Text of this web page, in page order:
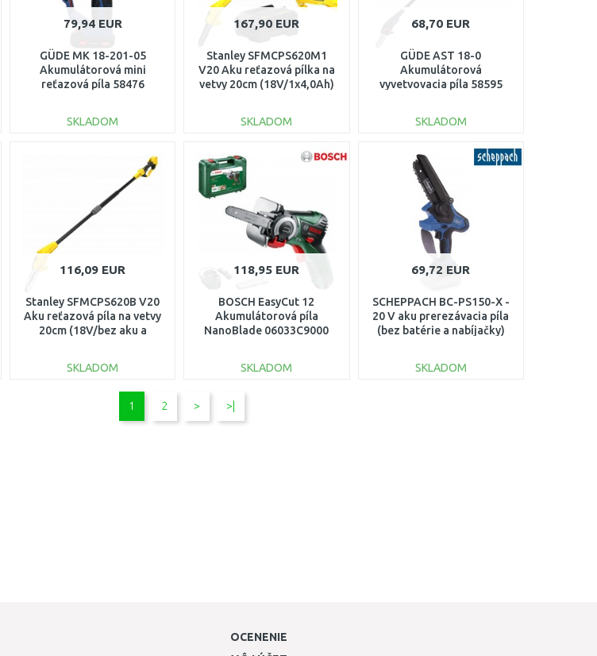
79,94 EUR
GÜDE MK 18-201-05
Akumulátorová mini
reťazová píla 58476
SKLADOM
167,90 EUR
Stanley SFMCPS620M1
V20 Aku reťazová pílka na
vetvy 20cm (18V/1x4,0Ah)
SKLADOM
DO KOŠÍKA
68,70 EUR
GÜDE AST 18-0
Akumulátorová
vyvetvovacia píla 58595
SKLADOM
DO KOŠÍKA
Porovnať
116,09 EUR
Stanley SFMCPS620B V20
Aku reťazová píla na vetvy
20cm (18V/bez aku a
SKLADOM
DO KOŠÍKA
118,95 EUR
BOSCH EasyCut 12
Akumulátorová píla
NanoBlade 06033C9000
SKLADOM
69,72 EUR
SCHEPPACH BC-PS150-X -
20 V aku prerezávacia píla
(bez batérie a nabíjačky)
SKLADOM
1 2 > >|
OCENENIE